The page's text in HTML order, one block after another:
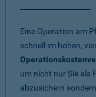
Eine Operation am
schnell im hohen,
um nicht nur Sie als
abzusichern